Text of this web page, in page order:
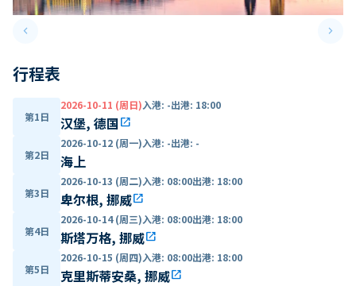
keyboard_arrow_leftPrevious slide keyboard_arrow_right
行程表
第1日
2026-10-11 (周日)入港: -出港: 18:00
汉堡, 德国open_in_new
第2日
2026-10-12 (周一)入港: -出港: -
海上
第3日
2026-10-13 (周二)入港: 08:00出港: 18:00
卑尔根, 挪威open_in_new
第4日
2026-10-14 (周三)入港: 08:00出港: 18:00
斯塔万格, 挪威open_in_new
第5日
2026-10-15 (周四)入港: 08:00出港: 18:00
克里斯蒂安桑, 挪威open_in_new